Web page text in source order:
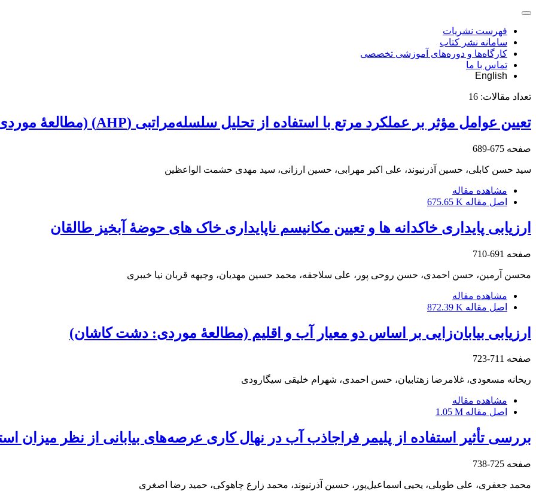
فهرست نشریات
سامانه نشر کتاب
کارگاه‌ها و دوره‌های آموزشی تخصصی
تماس با ما
English
تعداد مقالات: 16
تعیین عوامل مؤثر بر عملکرد مرتع با استفاده از تحلیل سلسله‌مراتبی (AHP) (مطالعۀ موردی: بخشی از مراتع قشلاقی استان سمنان)
صفحه 675-689
سید حسن کابلی، حسین آذرنیوند، علی اکبر مهرابی، حسین ارزانی، سید مهدی حشمت الواعظین
مشاهده مقاله
اصل مقاله 675.65 K
ارزیابی پایداری خاکدانه‏ ها و تعیین مکانیسم ناپایداری خاک‏ های حوضۀ آبخیز طالقان
صفحه 691-710
محسن آرمین، حسن احمدی، حسن روحی پور، علی سلاجقه، محمد حسین مهدیان، وجیهه قربان نیا خیبری
مشاهده مقاله
اصل مقاله 872.39 K
ارزیابی بیابان‌زایی بر اساس دو معیار آب و اقلیم (مطالعۀ موردی: دشت کاشان)
صفحه 711-723
ریحانه مسعودی، غلامرضا زهتابیان، حسن احمدی، شهرام خلیقی سیگارودی
مشاهده مقاله
اصل مقاله 1.05 M
بررسی تأثیر استفاده از پلیمر فراجاذب آب در نهال‏ کاری عرصه‌های بیابانی از نظر میزان
صفحه 725-738
محمد جعفری، علی طویلی، یحیی اسماعیل‌پور، حسین آذرنیوند، محمد زارع چاهوکی، حمید رضا اصغری